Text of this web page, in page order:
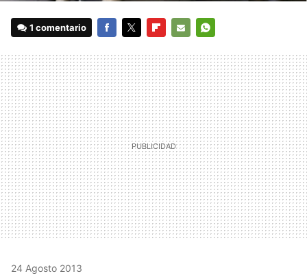
1 comentario
MAIL
24 Agosto 2013